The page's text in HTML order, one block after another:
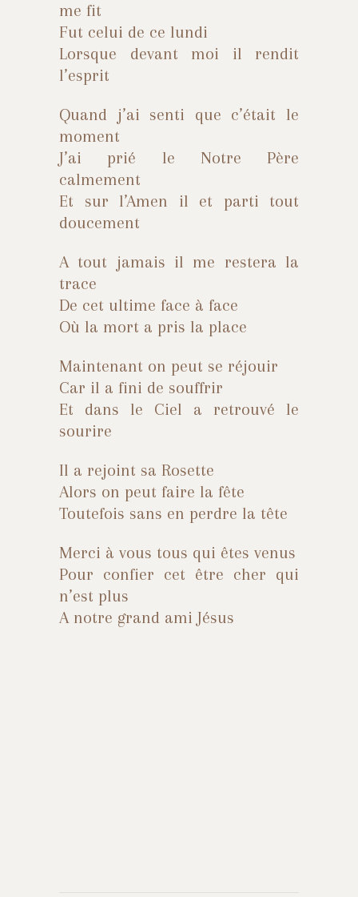
me fit
Fut celui de ce lundi
Lorsque devant moi il rendit
l’esprit
Quand j’ai senti que c’était le
moment
J’ai prié le Notre Père
calmement
Et sur l’Amen il et parti tout
doucement
A tout jamais il me restera la
trace
De cet ultime face à face
Où la mort a pris la place
Maintenant on peut se réjouir
Car il a fini de souffrir
Et dans le Ciel a retrouvé le
sourire
Il a rejoint sa Rosette
Alors on peut faire la fête
Toutefois sans en perdre la tête
Merci à vous tous qui êtes venus
Pour confier cet être cher qui
n’est plus
A notre grand ami Jésus